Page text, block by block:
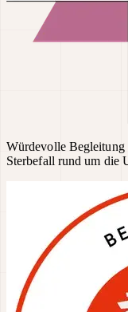
Würdevolle
Sterbefall rund um die